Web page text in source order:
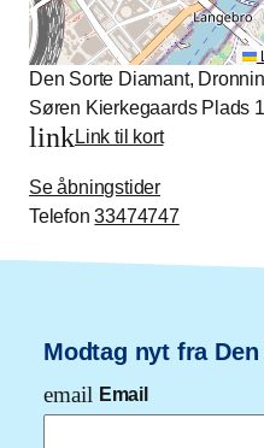
Den Sorte Diamant,
Søren Kierkegaards Plads
linkLink til kort
Se åbningstider
Telefon33474747
Modtag nyt fra
email Email